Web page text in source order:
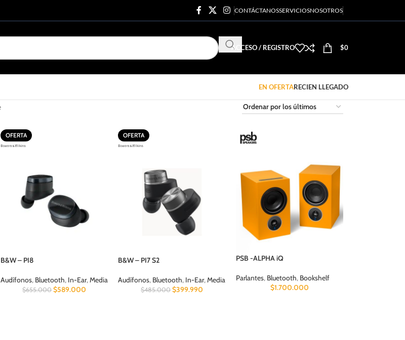
CONTÁCTANOSSERVICIOSNOSOTROS
ACCESO / REGISTRO $0
EN OFERTARECIEN LLEGADO
OFERTA
B&W – PI8
Audífonos, Bluetooth, In-Ear,Media
$655.000 $589.000
OFERTA
B&W – PI7 S2
Audífonos, Bluetooth, In-Ear,Media
$485.000 $399.990
PSB -ALPHA iQ
Parlantes, Bluetooth, Bookshelf
$1.700.000